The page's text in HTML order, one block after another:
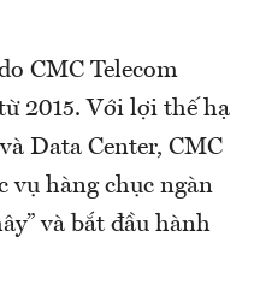
CMC Telecom
2015. Với lợi thế hạ
Data Center, CMC
vụ hàng chục ngàn
và bắt đầu hành